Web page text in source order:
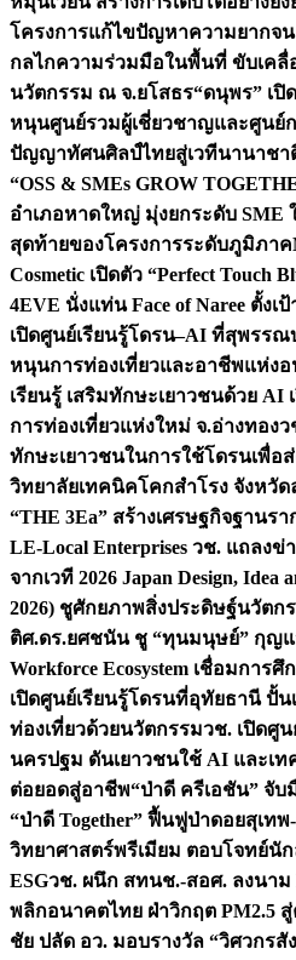
โครงการแก้ไขปัญหาความยากจ
กลไกความร่วมมือในพื้นที่ ขับเคลื่
นวัตกรรม ณ จ.ยโสธร“ดนุพร” เปิ
หนุนศูนย์รวมผู้เชี่ยวชาญและศูนย์
ปัญญาทัศนศิลป์ไทยสู่เวทีนานาชา
“OSS & SMEs GROW
อำเภอหาดใหญ่ มุ่งยกระดับ SME
สุดท้ายของโครงการระดับภูมิภาค
Cosmetic เปิดตัว “Perfect Touch
4EVE นั่งแท่น Face of Naree ตั้งเ
เปิดศูนย์เรียนรู้โดรน–AI ที่สุพรร
หนุนการท่องเที่ยวและอาชีพแห่ง
เรียนรู้ เสริมทักษะเยาวชนด้วย AI
การท่องเที่ยวแห่งใหม่ จ.อ่างทองว
ทักษะเยาวชนในการใช้โดรนเพื่อ
วิทยาลัยเทคนิคโคกสำโรง จังหวั
“THE 3Ea” สร้างเศรษฐกิจฐานร
LE-Local Enterprises วช. แถลงข่
จากเวที 2026 Japan Design, Idea
2026) ชูศักยภาพสิ่งประดิษฐ์นวัตก
ติศ.ดร.ยศชนัน ชู “ทุนมนุษย์” กุญแ
Workforce Ecosystem เชื่อมการ
เปิดศูนย์เรียนรู้โดรนที่อุทัยธานี ปั้
ท่องเที่ยวด้วยนวัตกรรมวช. เปิดศู
นครปฐม ดันเยาวชนใช้ AI และเท
ต่อยอดสู่อาชีพ“ป่าดี ครีเอชัน” จั
“ป่าดี Together” ฟื้นฟูป่าดอยสุเท
วิทยาศาสตร์พรีเมียม ตอบโจทย์นั
ESGวช. ผนึก สทนช.-สอศ. ลงนาม
พลิกอนาคตไทย ฝ่าวิกฤต PM2.5
ชัย ปลัด อว. มอบรางวัล “วิศวกร